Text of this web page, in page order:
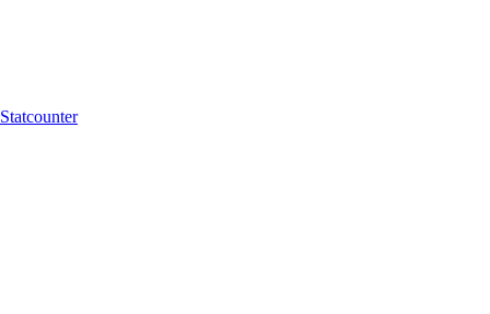
Statcounter